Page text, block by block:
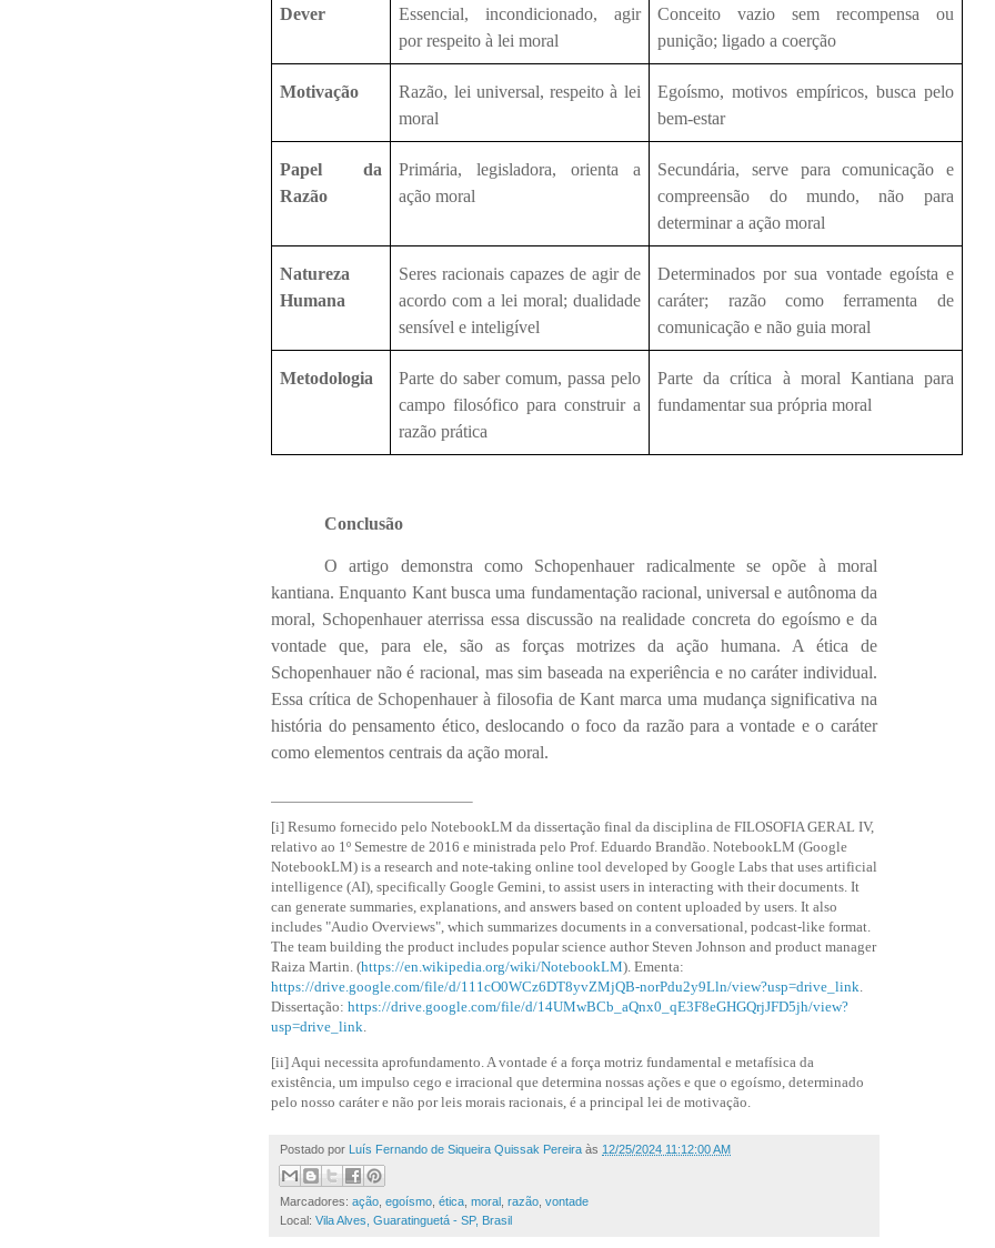
Dever
Essencial, incondicionado, agir
por respeito à lei moral
Conceito vazio sem recompensa ou
punição; ligado a coerção
Motivação
Razão, lei universal, respeito à lei
moral
Egoísmo, motivos empíricos, busca pelo
bem-estar
Papel da
Razão
Primária, legisladora, orienta a
ação moral
Secundária, serve para comunicação e
compreensão do mundo, não para
determinar a ação moral
Natureza
Humana
Seres racionais capazes de agir de
acordo com a lei moral; dualidade
sensível e inteligível
Determinados por sua vontade egoísta e
caráter; razão como ferramenta de
comunicação e não guia moral
Metodologia
Parte do saber comum, passa pelo
campo filosófico para construir a
razão prática
Parte da crítica à moral Kantiana para
fundamentar sua própria moral
Conclusão
O artigo demonstra como Schopenhauer radicalmente se opõe à moral
kantiana. Enquanto Kant busca uma fundamentação racional, universal e autônoma da
moral, Schopenhauer aterrissa essa discussão na realidade concreta do egoísmo e da
vontade que, para ele, são as forças motrizes da ação humana. A ética de
Schopenhauer não é racional, mas sim baseada na experiência e no caráter individual.
Essa crítica de Schopenhauer à filosofia de Kant marca uma mudança significativa na
história do pensamento ético, deslocando o foco da razão para a vontade e o caráter
como elementos centrais da ação moral.
[i] Resumo fornecido pelo NotebookLM da dissertação final da disciplina de FILOSOFIA GERAL IV,
relativo ao 1º Semestre de 2016 e ministrada pelo Prof. Eduardo Brandão. NotebookLM (Google
NotebookLM) is a research and note-taking online tool developed by Google Labs that uses artificial
intelligence (AI), specifically Google Gemini, to assist users in interacting with their documents. It
can generate summaries, explanations, and answers based on content uploaded by users. It also
includes "Audio Overviews", which summarizes documents in a conversational, podcast-like format.
The team building the product includes popular science author Steven Johnson and product manager
Raiza Martin. (https://en.wikipedia.org/wiki/NotebookLM). Ementa:
https://drive.google.com/file/d/111cO0WCz6DT8yvZMjQB-norPdu2y9Lln/view?usp=drive_link.
Dissertação: https://drive.google.com/file/d/14UMwBCb_aQnx0_qE3F8eGHGQrjJFD5jh/view?
usp=drive_link.
[ii] Aqui necessita aprofundamento. A vontade é a força motriz fundamental e metafísica da
existência, um impulso cego e irracional que determina nossas ações e que o egoísmo, determinado
pelo nosso caráter e não por leis morais racionais, é a principal lei de motivação.
Postado por Luís Fernando de Siqueira Quissak Pereira às 12/25/2024 11:12:00 AM
Marcadores: ação egoísmo ética moral razão vontade
Local: Vila Alves, Guaratinguetá - SP, Brasil